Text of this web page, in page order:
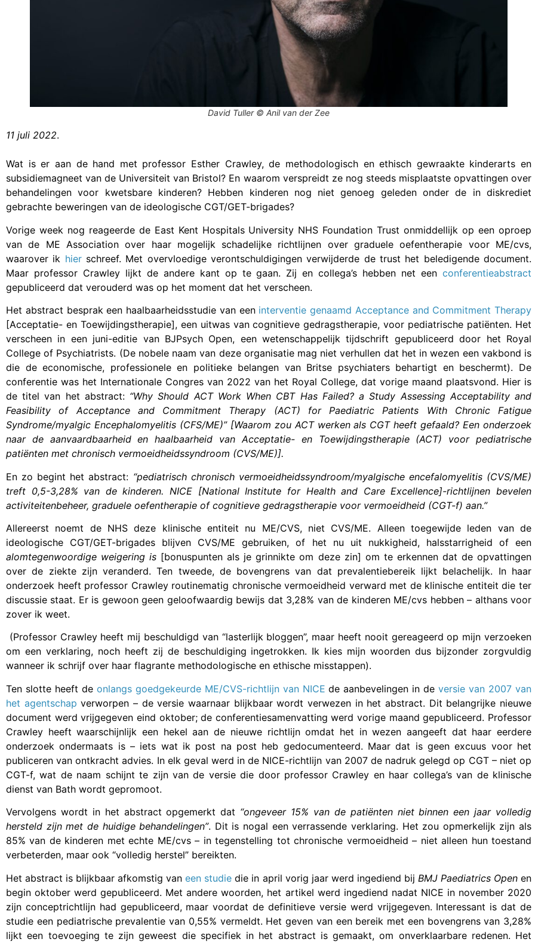
David Tuller © Anil van der Zee
11 juli 2022.
Wat is er aan de hand met professor Esther Crawley, de methodologisch en ethisch gewraakte kinderarts en
subsidiemagneet van de Universiteit van Bristol? En waarom verspreidt ze nog steeds misplaatste opvattingen over
behandelingen voor kwetsbare kinderen? Hebben kinderen nog niet genoeg geleden onder de in diskrediet
gebrachte beweringen van de ideologische CGT/GET-brigades?
Vorige week nog reageerde de East Kent Hospitals University NHS Foundation Trust onmiddellijk op een oproep
van de ME Association over haar mogelijk schadelijke richtlijnen over graduele oefentherapie voor ME/cvs,
waarover ik hierschreef. Met overvloedige verontschuldigingen verwijderde de trust het beledigende document.
Maar professor Crawley lijkt de andere kant op te gaan. Zij en collega’s hebben net een conferentieabstract
gepubliceerd dat verouderd was op het moment dat het verscheen.
Het abstract besprak een haalbaarheidsstudie van een interventie genaamd Acceptance and Commitment Therapy
[Acceptatie- en Toewijdingstherapie], een uitwas van cognitieve gedragstherapie, voor pediatrische patiënten. Het
verscheen in een juni-editie van BJPsych Open, een wetenschappelijk tijdschrift gepubliceerd door het Royal
College of Psychiatrists. (De nobele naam van deze organisatie mag niet verhullen dat het in wezen een vakbond is
die de economische, professionele en politieke belangen van Britse psychiaters behartigt en beschermt). De
conferentie was het Internationale Congres van 2022 van het Royal College, dat vorige maand plaatsvond. Hier is
de titel van het abstract: “Why Should ACT Work When CBT Has Failed? a Study Assessing Acceptability and
Feasibility of Acceptance and Commitment Therapy (ACT) for Paediatric Patients With Chronic Fatigue
Syndrome/myalgic Encephalomyelitis (CFS/ME)” [Waarom zou ACT werken als CGT heeft gefaald?Een onderzoek
naar de aanvaardbaarheid en haalbaarheid van Acceptatie- en Toewijdingstherapie (ACT) voor pediatrische
patiënten met chronisch vermoeidheidssyndroom (CVS/ME)].
En zo begint het abstract: “pediatrisch chronisch vermoeidheidssyndroom/myalgische encefalomyelitis (CVS/ME)
treft 0,5-3,28% van de kinderen. NICE [National Institute for Health and Care Excellence]-richtlijnen bevelen
activiteitenbeheer, graduele oefentherapie of cognitieve gedragstherapie voor vermoeidheid (CGT-f) aan.”
Allereerst noemt de NHS deze klinische entiteit nu ME/CVS, niet CVS/ME. Alleen toegewijde leden van de
ideologische CGT/GET-brigades blijven CVS/ME gebruiken, of het nu uit nukkigheid, halsstarrigheid of een
alomtegenwoordige weigering is [bonuspunten als je grinnikte om deze zin] om te erkennen dat de opvattingen
over de ziekte zijn veranderd. Ten tweede, de bovengrens van dat prevalentiebereik lijkt belachelijk. In haar
onderzoek heeft professor Crawley routinematig chronische vermoeidheid verward met de klinische entiteit die ter
discussie staat. Er is gewoon geen geloofwaardig bewijs dat 3,28% van de kinderen ME/cvs hebben – althans voor
zover ik weet.
(Professor Crawley heeft mij beschuldigd van “lasterlijk bloggen”, maar heeft nooit gereageerd op mijn verzoeken
om een verklaring, noch heeft zij de beschuldiging ingetrokken. Ik kies mijn woorden dus bijzonder zorgvuldig
wanneer ik schrijf over haar flagrante methodologische en ethische misstappen).
Ten slotte heeft de onlangs goedgekeurde ME/CVS-richtlijn van NICE de aanbevelingen in deversie van 2007 van
het agentschap verworpen – de versie waarnaar blijkbaar wordt verwezen in het abstract. Dit belangrijke nieuwe
document werd vrijgegeven eind oktober; de conferentiesamenvatting werd vorige maand gepubliceerd. Professor
Crawley heeft waarschijnlijk een hekel aan de nieuwe richtlijn omdat het in wezen aangeeft dat haar eerdere
onderzoek ondermaats is – iets wat ik post na post heb gedocumenteerd. Maar dat is geen excuus voor het
publiceren van ontkracht advies. In elk geval werd in de NICE-richtlijn van 2007 de nadruk gelegd op CGT – niet op
CGT-f, wat de naam schijnt te zijn van de versie die door professor Crawley en haar collega’s van de klinische
dienst van Bath wordt gepromoot.
Vervolgens wordt in het abstract opgemerkt dat “ongeveer 15% van de patiënten niet binnen een jaar volledig
hersteld zijn met de huidige behandelingen”. Dit is nogal een verrassende verklaring. Het zou opmerkelijk zijn als
85% van de kinderen met echte ME/cvs – in tegenstelling tot chronische vermoeidheid – niet alleen hun toestand
verbeterden, maar ook “volledig herstel” bereikten.
Het abstract is blijkbaar afkomstig vaneen studie die in april vorig jaar werd ingediend bij BMJ Paediatrics Openen
begin oktober werd gepubliceerd. Met andere woorden, het artikel werd ingediend nadat NICE in november 2020
zijn conceptrichtlijn had gepubliceerd, maar voordat de definitieve versie werd vrijgegeven. Interessant is dat de
studie een pediatrische prevalentie van 0,55% vermeldt. Het geven van een bereik met een bovengrens van 3,28%
lijkt een toevoeging te zijn geweest die specifiek in het abstract is gemaakt, om onverklaarbare redenen. Het